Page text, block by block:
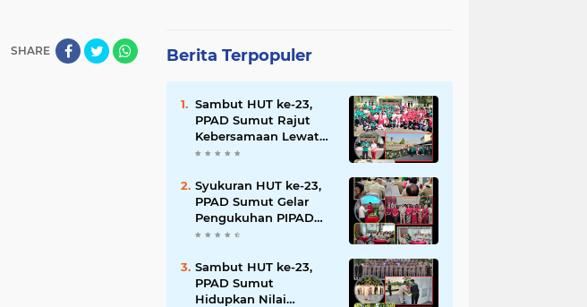
SHARE Berita Terpopuler
Sambut HUT ke-23,
PPAD Sumut Rajut
Kebersamaan Lewat
Senam Sehat dan
Bekangdam I/BB
Syukuran HUT ke-23,
PPAD Sumut Gelar
Pengukuhan PIPAD
Hingga Tradisi
Sambut HUT ke-23,
PPAD Sumut
Hidupkan Nilai